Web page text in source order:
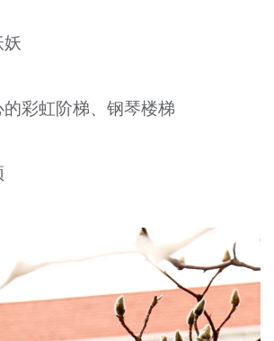
彩虹阶梯、钢琴楼梯